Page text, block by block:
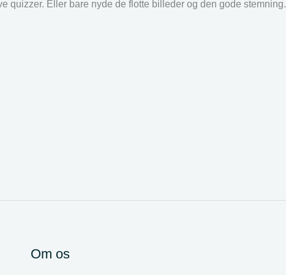
quizzer. Eller bare nyde de flotte billeder og den gode stemning.
Om os